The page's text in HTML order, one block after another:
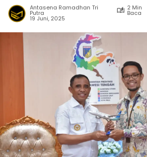
Antasena Ramadhan Tri
Putra
2 Min
Baca
19 Juni, 2025